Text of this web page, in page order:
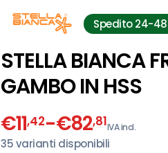
Spedito 24-
STELLA BIANCA
GAMBO IN HSS
€11,42-€82,81IVA incl.
35varianti disponibili